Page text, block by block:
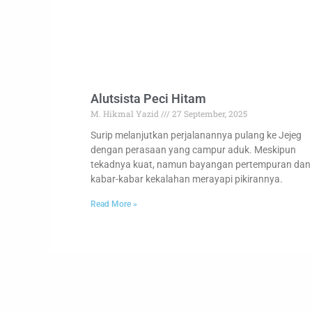
Alutsista Peci Hitam
M. Hikmal Yazid
27 September, 2025
Surip melanjutkan perjalanannya pulang ke Jejeg
dengan perasaan yang campur aduk. Meskipun
tekadnya kuat, namun bayangan pertempuran dan
kabar-kabar kekalahan merayapi pikirannya.
Read More »